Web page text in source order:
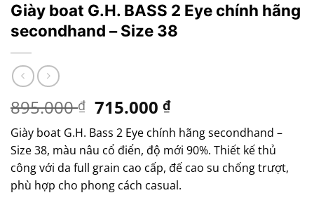
Giày boat G.H. BASS 2 Eye chính hãng
secondhand – Size 38
895.000₫ Giá
gốc
là:
895.000 ₫.
715.000₫Giá
hiện
tại
là:
715.000 ₫.
Giày boat G.H. Bass 2 Eye chính hãng secondhand –
Size 38, màu nâu cổ điển, độ mới 90%. Thiết kế thủ
công với da full grain cao cấp, đế cao su chống trượt,
phù hợp cho phong cách casual.